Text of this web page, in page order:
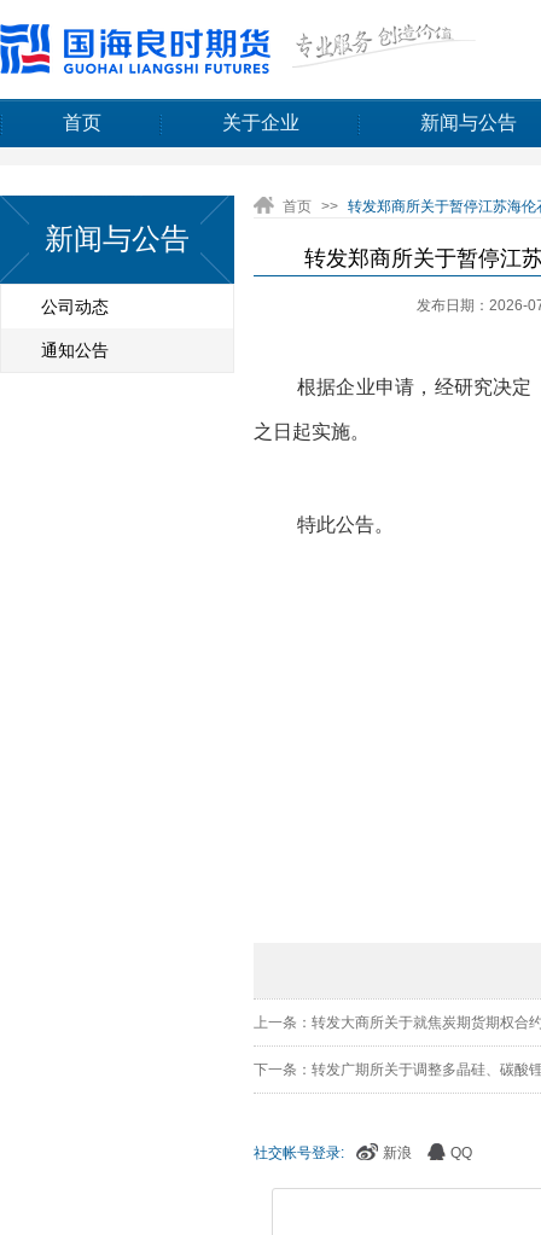
首页 关于企业 新闻与公告
新闻与公告
公司动态
通知公告
首页 >> 转发郑商所关于暂停江苏海
转发郑商所关于暂停江
发布日期：2026-
根据企业申请，经研究决定
之日起实施。
特此公告。
上一条：转发大商所关于就焦炭期货期权合
下一条：转发广期所关于调整多晶硅、碳酸
社交帐号登录: 新浪 QQ